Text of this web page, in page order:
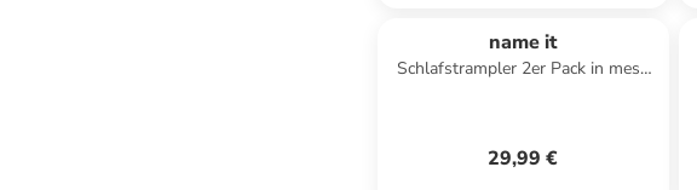
name it
Schlafstrampler 2er Pack in mesa
29,99 €